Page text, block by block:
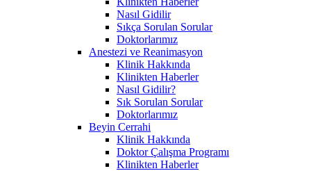
Nasıl Gidilir
Sıkça Sorulan Sorular
Doktorlarımız
Anestezi ve Reanimasyon
Klinik Hakkında
Klinikten Haberler
Nasıl Gidilir?
Sık Sorulan Sorular
Doktorlarımız
Beyin Cerrahi
Klinik Hakkında
Doktor Çalışma Programı
Klinikten Haberler